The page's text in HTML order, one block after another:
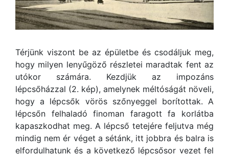
Térjünk viszont be az épületbe és csodáljuk meg,
hogy milyen lenyűgöző részletei maradtak fent az
utókor számára. Kezdjük az impozáns
lépcsőházzal (2. kép), amelynek méltóságát növeli,
hogy a lépcsők vörös szőnyeggel borítottak. A
lépcsőn felhaladó finoman faragott fa korlátba
kapaszkodhat meg. A lépcső tetejére feljutva még
mindig nem ér véget a sétánk, itt jobbra és balra is
elfordulhatunk és a következő lépcsősor vezet fel